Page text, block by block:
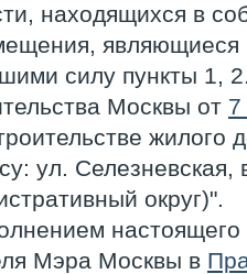
находящихся в
являющиеся
силу пункты 1,
Москвы от 7
ул. Селезневская,
округ)".
Мэра Москвы в